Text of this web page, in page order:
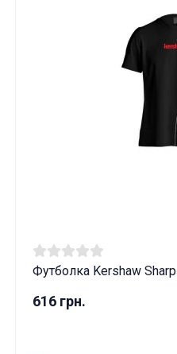
Футболка Kershaw Sharp
616 грн.